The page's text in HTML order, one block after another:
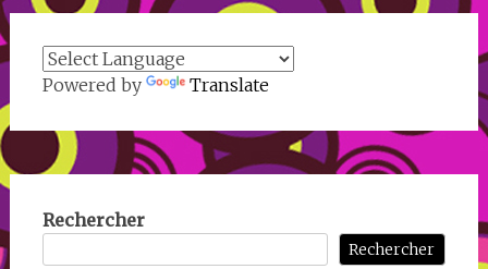
Powered by Translate
Rechercher
Rechercher